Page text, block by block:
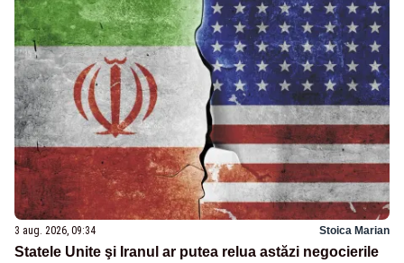
3 aug. 2026, 09:34 Stoica Marian
Statele Unite şi Iranul ar putea relua astăzi negocierile